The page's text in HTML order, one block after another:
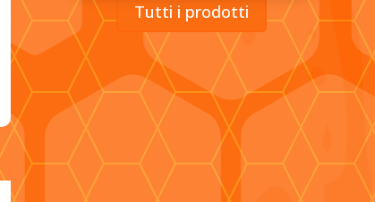
Tutti i prodotti